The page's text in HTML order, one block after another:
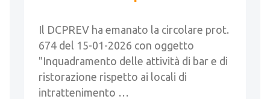
spettacolo
Il DCPREV ha emanato la circolare prot.
674 del 15-01-2026 con oggetto
"Inquadramento delle attività di bar e di
ristorazione rispetto ai locali di
intrattenimento …